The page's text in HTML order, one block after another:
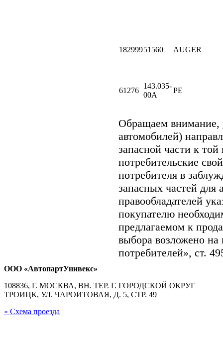
18299951560 AUGER
61276
143.035-
00A
PE
Обращаем
автомобилей)
запасной части к
потребительские
потребителя в
запасных частей для
правообладателей
покупателю
предлагаемом к
выбора возложено на
потребителей», ст.
ООО «АвтопартУнивекс»
108836, Г. МОСКВА, ВН. ТЕР. Г. ГОРОДСКОЙ ОКРУГ
ТРОИЦК, УЛ. ЧАРОИТОВАЯ, Д. 5, СТР. 49
» Схема проезда